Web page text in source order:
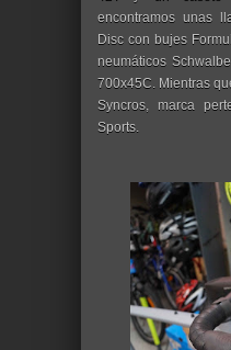
encontramos unas
Disc con bujes
neumáticos
700x45C. Mientras
Syncros, marca
Sports.